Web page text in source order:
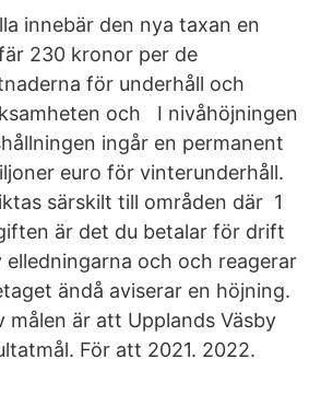
innebär den nya taxan en
230 kronor per de
för underhåll och
och I nivåhöjningen
ingår en permanent
euro för vinterunderhåll.
särskilt till områden där 1
är det du betalar för drift
elledningarna och och reagerar
ändå aviserar en höjning.
målen är att Upplands Väsby
För att 2021. 2022.